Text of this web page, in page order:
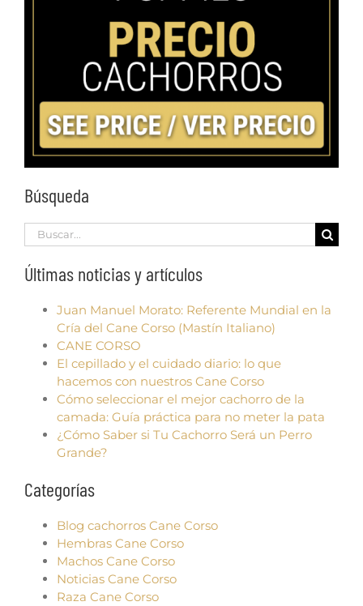
Búsqueda
Search
for:
Últimas noticias y artículos
Juan Manuel Morato: Referente Mundial en la
Cría del Cane Corso (Mastín Italiano)
CANE CORSO
El cepillado y el cuidado diario: lo que
hacemos con nuestros Cane Corso
Cómo seleccionar el mejor cachorro de la
camada: Guía práctica para no meter la pata
¿Cómo Saber si Tu Cachorro Será un Perro
Grande?
Categorías
Blog cachorros Cane Corso
Hembras Cane Corso
Machos Cane Corso
Noticias Cane Corso
Raza Cane Corso